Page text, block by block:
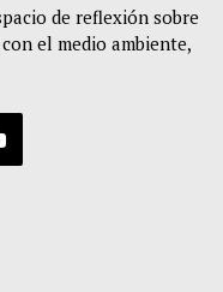
de reflexión sobre
el medio ambiente,